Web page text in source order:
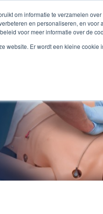
om informatie te verzamelen
en personaliseren, en voor
voor meer informatie over de
website. Er wordt een kleine cookie